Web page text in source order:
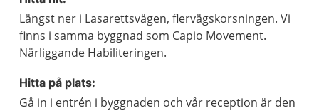
Längst ner i Lasarettsvägen, flervägskorsningen. Vi
finns i samma byggnad som Capio Movement.
Närliggande Habiliteringen.
Hitta på plats:
Gå in i entrén i byggnaden och vår reception är den